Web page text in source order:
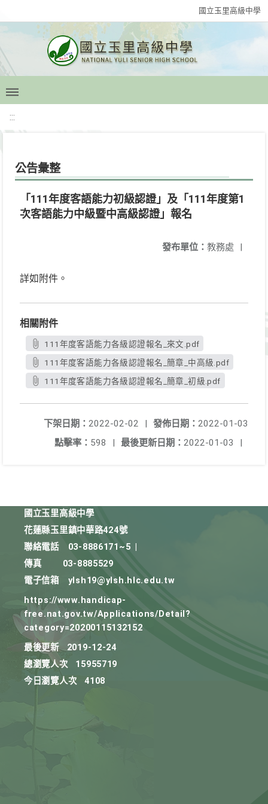
國立玉里高級中學
:::
公告彙整
「111年度客語能力初級認證」及「111年度第1
次客語能力中級暨中高級認證」報名
發布單位： 教務處 |
詳如附件。
相關附件
111年度客語能力各級認證報名_來文.pdf
111年度客語能力各級認證報名_簡章_中高級.pdf
111年度客語能力各級認證報名_簡章_初級.pdf
發佈日期： 2022-01-03
下架日期： 2022-02-02
|
最後更新日期： 2022-01-03 |
點擊率： 598 |
國立玉里高級中學
花蓮縣玉里鎮中華路424號
聯絡電話
03-8886171~5
傳真
03-8885529
電子信箱
ylsh19@ylsh.hlc.edu.tw
https://www.handicap-
free.nat.gov.tw/Applications/Detail?
category=20200115132152
最後更新
2019-12-24
總瀏覽人次
15955719
今日瀏覽人次
4108